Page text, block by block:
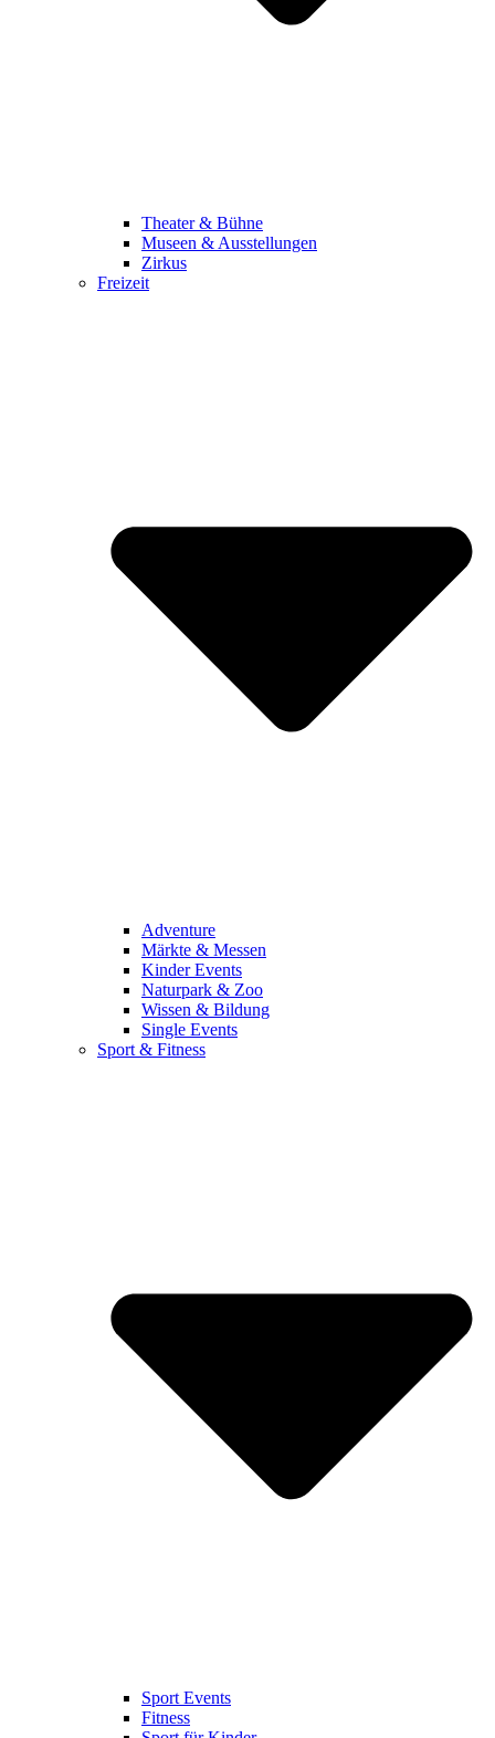
Theater & Bühne
Museen & Ausstellungen
Zirkus
Freizeit
Adventure
Märkte & Messen
Kinder Events
Naturpark & Zoo
Wissen & Bildung
Single Events
Sport & Fitness
Sport Events
Fitness